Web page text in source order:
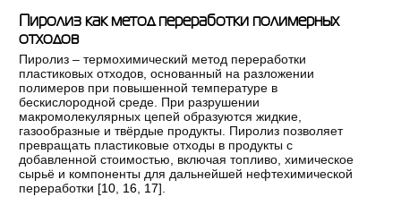
Пиролиз как метод переработки полимерных
отходов
Пиролиз – термохимический метод переработки
пластиковых отходов, основанный на разложении
полимеров при повышенной температуре в
бескислородной среде. При разрушении
макромолекулярных цепей образуются жидкие,
газообразные и твёрдые продукты. Пиролиз позволяет
превращать пластиковые отходы в продукты с
добавленной стоимостью, включая топливо, химическое
сырьё и компоненты для дальнейшей нефтехимической
переработки [10, 16, 17].